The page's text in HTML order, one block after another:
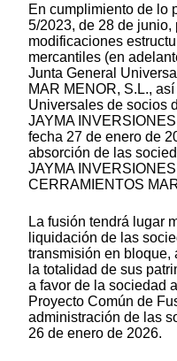
En cumplimiento de lo
5/2023, de 28 de
modificaciones
mercantiles (en
Junta General
MAR MENOR, S.L.,
Universales de socios
JAYMA
fecha 27 de enero de
absorción de las
JAYMA
CERRAMIENTOS
La fusión tendrá lugar
liquidación de las
transmisión en bloque,
la totalidad de sus
a favor de la sociedad
Proyecto Común de
administración de las
26 de enero de 2026.